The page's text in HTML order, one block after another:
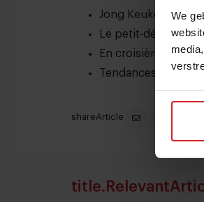
We
Jong
Le petit-déjeuner
En croisière sur la
Tendances de la
shareArticle